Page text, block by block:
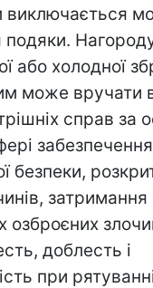
або холодної
може вручати
справ за
забезпечення
безпеки,
озброєних
доблесть і
при